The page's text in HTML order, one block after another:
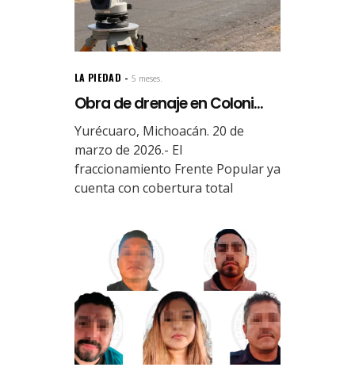
LA PIEDAD 5 meses.
Obra de drenaje en Coloni...
Yurécuaro, Michoacán. 20 de
marzo de 2026.- El
fraccionamiento Frente Popular ya
cuenta con cobertura total